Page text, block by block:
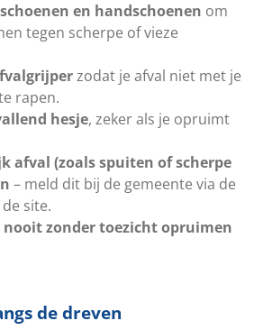
en handschoenen om
tegen scherpe of vieze
zodat je afval niet met je
rapen.
hesje, zeker als je opruimt
afval (zoals spuiten of scherpe
– meld dit bij de gemeente via de
site.
zonder toezicht opruimen
de dreven